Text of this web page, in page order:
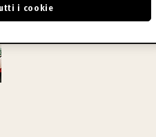
i cookie